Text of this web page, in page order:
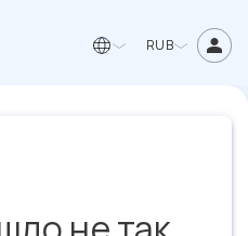
RUB